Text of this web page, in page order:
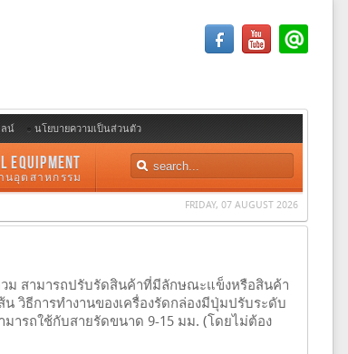
ลน์ นโยบายความเป็นส่วนตัว
EQUIPMENT
นอุตสาหกรรม
FRIDAY, 07 AUGUST 2026
ม สามารถปรับรัดสินค้าที่มีลักษณะแข็งหรือสินค้า
วิธีการทำงานของเครื่องรัดกล่องมีปุ่มปรับระดับ
ารถใช้กับสายรัดขนาด 9-15 มม. (โดยไม่ต้อง